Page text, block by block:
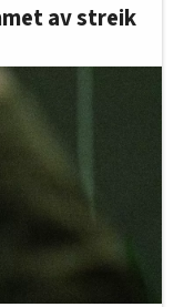
av streik